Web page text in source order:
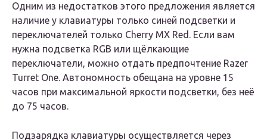
Одним из недостатков этого предложения является
наличие у клавиатуры только синей подсветки и
переключателей только Cherry MX Red. Если вам
нужна подсветка RGB или щёлкающие
переключатели, можно отдать предпочтение Razer
Turret One. Автономность обещана на уровне 15
часов при максимальной яркости подсветки, без неё
до 75 часов.
Подзарядка клавиатуры осуществляется через